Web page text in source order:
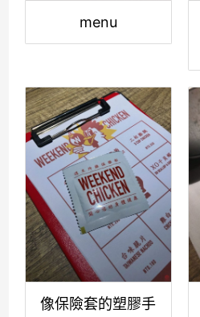
menu
像保險套的塑膠手